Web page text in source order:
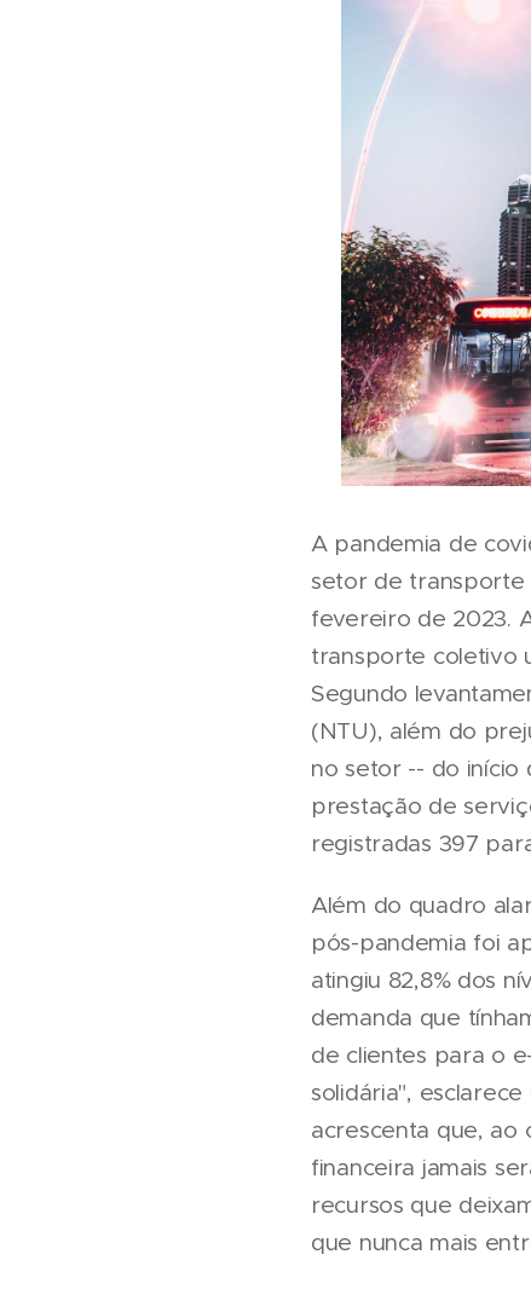
A pandemia de
setor de transporte
fevereiro de 2023.
transporte coletivo
Segundo
(NTU), além do
no setor -- do início
prestação de
registradas 397
Além do quadro
pós-pandemia foi
atingiu 82,8% dos
demanda que
de clientes para o
solidária",
acrescenta que, ao
financeira jamais
recursos que
que nunca mais